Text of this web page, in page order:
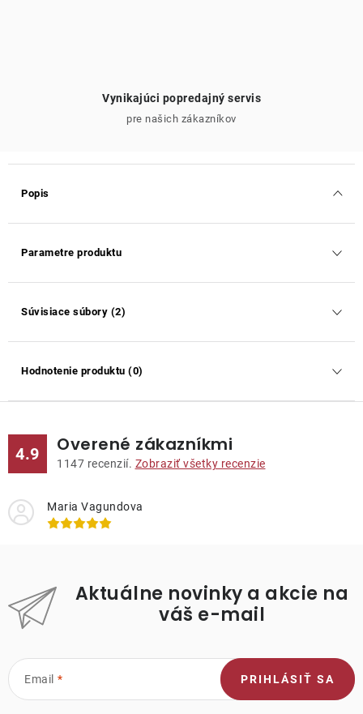
Vynikajúci popredajný servis
pre našich zákazníkov
Popis
Parametre produktu
Súvisiace súbory (2)
Hodnotenie produktu (0)
4.9 Overené zákazníkmi
1147 recenzií. Zobraziť všetky recenzie
Maria Vagundova
Aktuálne novinky a akcie na
váš e-mail
Email PRIHLÁSIŤ SA